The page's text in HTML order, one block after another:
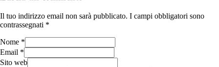
Il tuo indirizzo email non sarà pubblicato. I campi obbligatori sono
contrassegnati *
Nome *
Email *
Sito web